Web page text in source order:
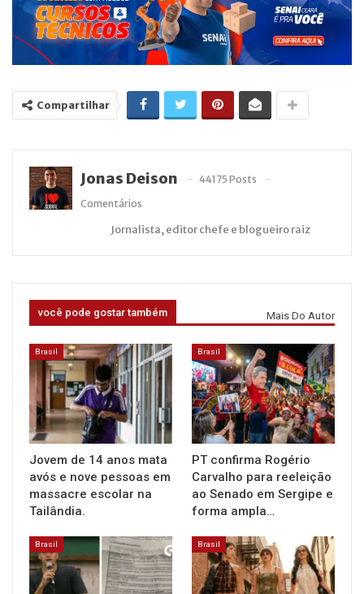
Compartilhar
Jonas Deison
44175 Posts
Comentários
Jornalista, editor chefe e blogueiro raiz
você pode gostar também Mais Do Autor
Brasil
Jovem de 14 anos mata
avós e nove pessoas em
massacre escolar na
Tailândia.
Brasil
PT confirma Rogério
Carvalho para reeleição
ao Senado em Sergipe e
forma ampla…
Brasil Brasil